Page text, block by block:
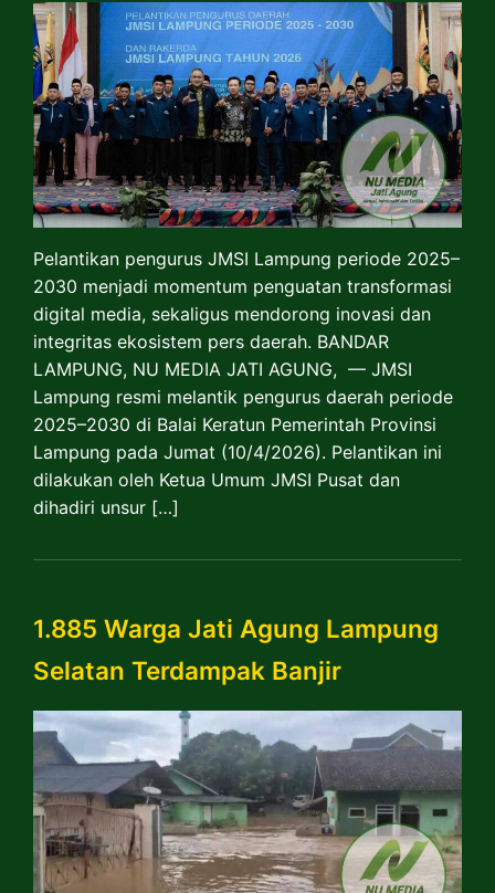
Pelantikan pengurus JMSI Lampung periode 2025–
2030 menjadi momentum penguatan transformasi
digital media, sekaligus mendorong inovasi dan
integritas ekosistem pers daerah. BANDAR
LAMPUNG, NU MEDIA JATI AGUNG, — JMSI
Lampung resmi melantik pengurus daerah periode
2025–2030 di Balai Keratun Pemerintah Provinsi
Lampung pada Jumat (10/4/2026). Pelantikan ini
dilakukan oleh Ketua Umum JMSI Pusat dan
dihadiri unsur […]
1.885 Warga Jati Agung Lampung
Selatan Terdampak Banjir